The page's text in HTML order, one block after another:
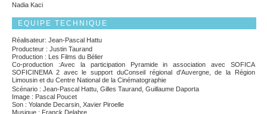
Nadia Kaci
EQUIPE TECHNIQUE
Réalisateur: Jean-Pascal Hattu
Producteur : Justin Taurand
Production : Les Films du Bélier
Co-production :Avec la participation Pyramide in association avec SOFICA
SOFICINEMA 2 avec le support duConseil régional d'Auvergne, de la Région
Limousin et du Centre National de la Cinématographie
Scénario : Jean-Pascal Hattu, Gilles Taurand, Guillaume Daporta
Image : Pascal Poucet
Son : Yolande Decarsin, Xavier Piroelle
Musique : Franck Delabre